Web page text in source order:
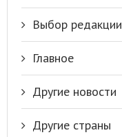
Выбор редакции
Главное
Другие новости
Другие страны